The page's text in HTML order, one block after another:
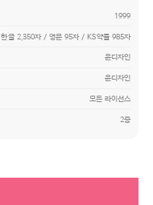
1999
한글 2,350자 / 영문 95자 / KS약물 985자
윤디자인
윤디자인
모든 라이선스
2종